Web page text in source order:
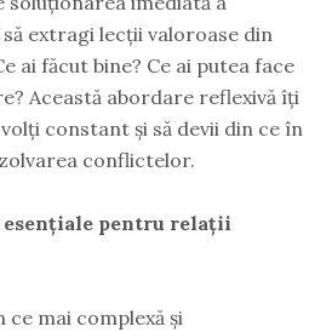
extragi lecții valoroase din
ai făcut bine? Ce ai putea face
Această abordare reflexivă îți
constant și să devii din ce în
conflictelor.
pentru relații
mai complexă și